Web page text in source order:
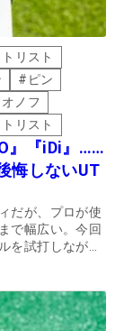
リスト
# ピン
オノフ
リスト
』『iDi』……
悔しないUT
だが、プロが使
で幅広い。今回
を試打しなが
。